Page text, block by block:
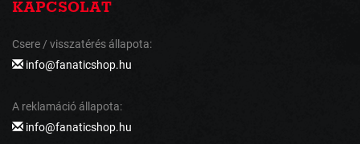
KAPCSOLAT
Csere / visszatérés állapota:
info@fanaticshop.hu
A reklamáció állapota:
info@fanaticshop.hu